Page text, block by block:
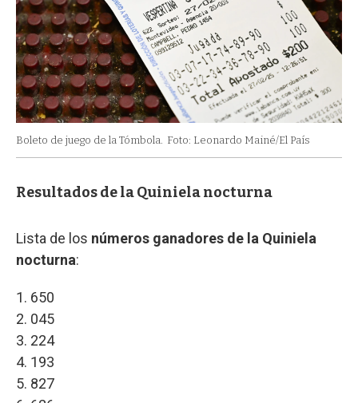
Boleto de juego de la Tómbola. Foto: Leonardo Mainé/El País
Resultados de la Quiniela nocturna
Lista de los números ganadores de la Quiniela
nocturna:
1. 650
2. 045
3. 224
4. 193
5. 827